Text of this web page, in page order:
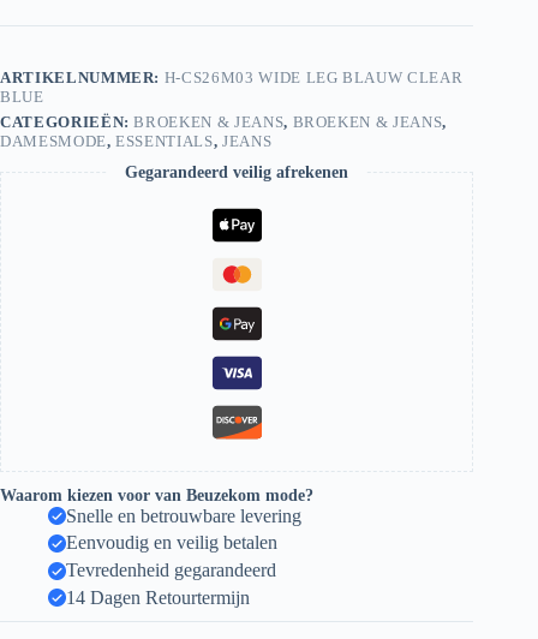
Clear
ARTIKELNUMMER: H-CS26M03 WIDE LEG BLAUW CLEAR
BLUE
CATEGORIEËN:BROEKEN & JEANS, BROEKEN & JEANS,
DAMESMODE,ESSENTIALS, JEANS
Gegarandeerd veilig afrekenen
Waarom kiezen voor van Beuzekom mode?
Snelle en betrouwbare levering
Eenvoudig en veilig betalen
Tevredenheid gegarandeerd
14 Dagen Retourtermijn